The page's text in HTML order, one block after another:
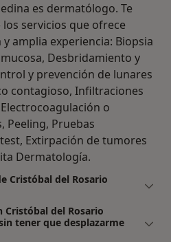
es dermatólogo. Te
servicios que ofrece
amplia experiencia: Biopsia
Desbridamiento y
y prevención de lunares
contagioso, Infiltraciones
o
Peeling, Pruebas
Extirpación de tumores
Dermatología.
Cristóbal del Rosario
Cristóbal del Rosario
tener que desplazarme